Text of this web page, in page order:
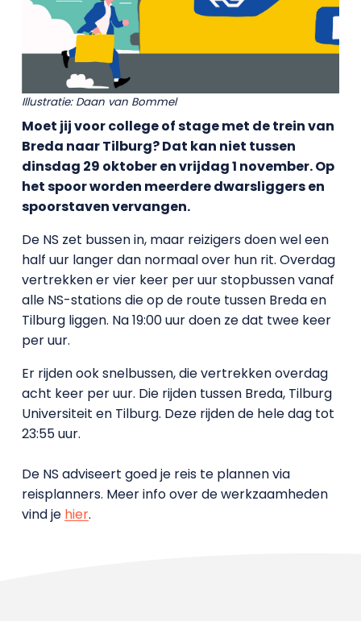
Illustratie: Daan van Bommel
Moet jij voor college of stage met de trein van
Breda naar Tilburg? Dat kan niet tussen
dinsdag 29 oktober en vrijdag 1 november. Op
het spoor worden meerdere dwarsliggers en
spoorstaven vervangen.
De NS zet bussen in, maar reizigers doen wel een
half uur langer dan normaal over hun rit. Overdag
vertrekken er vier keer per uur stopbussen vanaf
alle NS-stations die op de route tussen Breda en
Tilburg liggen. Na 19:00 uur doen ze dat twee keer
per uur.
Er rijden ook snelbussen, die vertrekken overdag
acht keer per uur. Die rijden tussen Breda, Tilburg
Universiteit en Tilburg. Deze rijden de hele dag tot
23:55 uur.
De NS adviseert goed je reis te plannen via
reisplanners. Meer info over de werkzaamheden
vind je hier.